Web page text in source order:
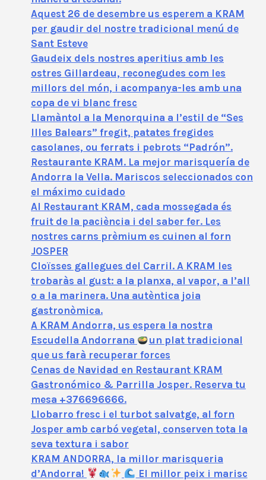
Aquest 26 de desembre us esperem a KRAM
per gaudir del nostre tradicional menú de
Sant Esteve
Gaudeix dels nostres aperitius amb les
ostres Gillardeau, reconegudes com les
millors del món, i acompanya-les amb una
copa de vi blanc fresc
Llamàntol a la Menorquina a l’estil de “Ses
Illes Balears” fregit, patates fregides
casolanes, ou ferrats i pebrots “Padrón”.
Restaurante KRAM. La mejor marisquería de
Andorra la Vella. Mariscos seleccionados con
el máximo cuidado
Al Restaurant KRAM, cada mossegada és
fruit de la paciència i del saber fer. Les
nostres carns prèmium es cuinen al forn
JOSPER
Cloïsses gallegues del Carril. A KRAM les
trobaràs al gust: a la planxa, al vapor, a l’all
o a la marinera. Una autèntica joia
gastronòmica.
A KRAM Andorra, us espera la nostra
Escudella Andorrana
un plat tradicional
que us farà recuperar forces
Cenas de Navidad en Restaurant KRAM
Gastronómico & Parrilla Josper. Reserva tu
mesa +376696666.
Llobarro fresc i el turbot salvatge, al forn
Josper amb carbó vegetal, conserven tota la
seva textura i sabor
KRAM ANDORRA, la millor marisqueria
d’Andorra!
El millor peix i marisc